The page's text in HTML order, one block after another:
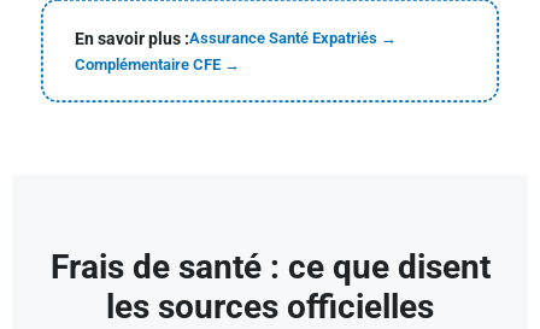
En savoir plus :Assurance Santé Expatriés →
Complémentaire CFE →
Frais de santé : ce que disent
les sources officielles